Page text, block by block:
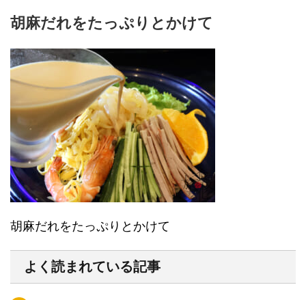
胡麻だれをたっぷりとかけて
胡麻だれをたっぷりとかけて
よく読まれている記事